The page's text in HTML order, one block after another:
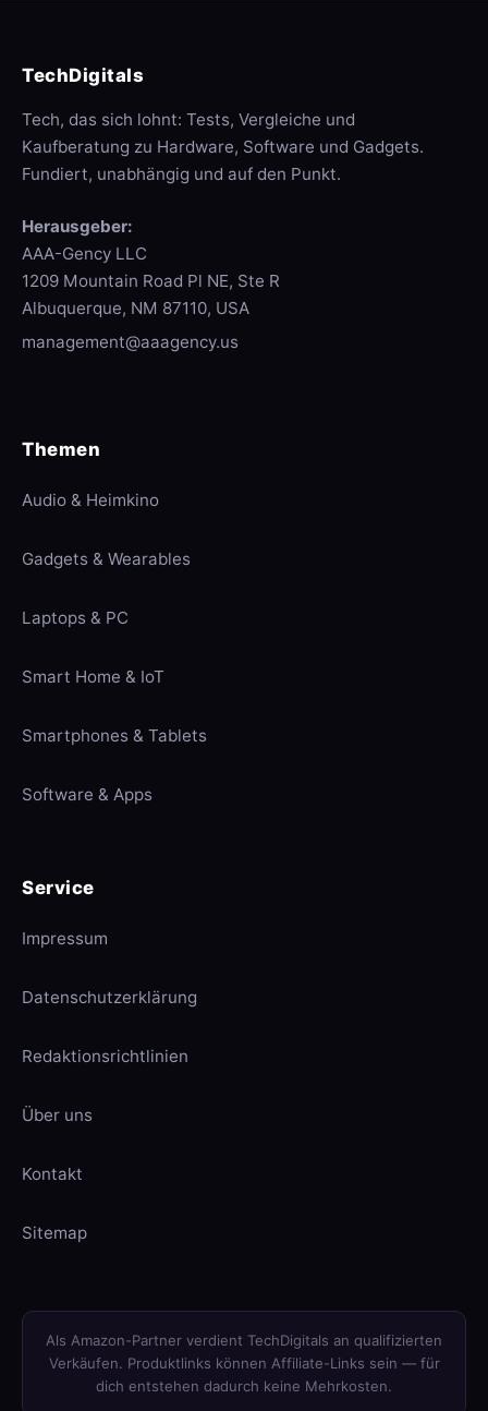
TechDigitals
Tech, das sich lohnt: Tests, Vergleiche und
Kaufberatung zu Hardware, Software und Gadgets.
Fundiert, unabhängig und auf den Punkt.
Herausgeber:
AAA-Gency LLC
1209 Mountain Road Pl NE, Ste R
Albuquerque, NM 87110, USA
management@aaagency.us
Themen
Audio & Heimkino
Gadgets & Wearables
Laptops & PC
Smart Home & IoT
Smartphones & Tablets
Software & Apps
Service
Impressum
Datenschutzerklärung
Redaktionsrichtlinien
Über uns
Kontakt
Sitemap
Als Amazon-Partner verdient TechDigitals an qualifizierten
Verkäufen. Produktlinks können Affiliate-Links sein — für
dich entstehen dadurch keine Mehrkosten.